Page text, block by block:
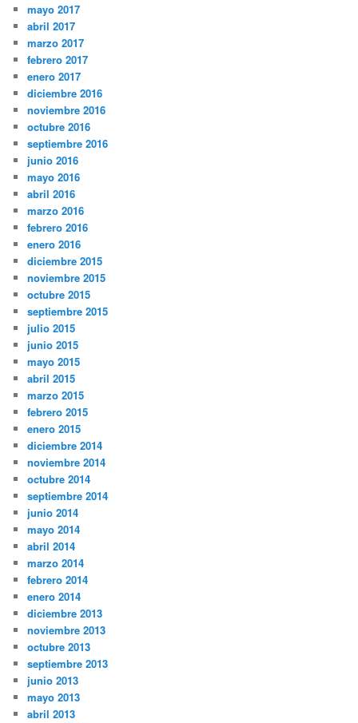
mayo 2017
abril 2017
marzo 2017
febrero 2017
enero 2017
diciembre 2016
noviembre 2016
octubre 2016
septiembre 2016
junio 2016
mayo 2016
abril 2016
marzo 2016
febrero 2016
enero 2016
diciembre 2015
noviembre 2015
octubre 2015
septiembre 2015
julio 2015
junio 2015
mayo 2015
abril 2015
marzo 2015
febrero 2015
enero 2015
diciembre 2014
noviembre 2014
octubre 2014
septiembre 2014
junio 2014
mayo 2014
abril 2014
marzo 2014
febrero 2014
enero 2014
diciembre 2013
noviembre 2013
octubre 2013
septiembre 2013
junio 2013
mayo 2013
abril 2013